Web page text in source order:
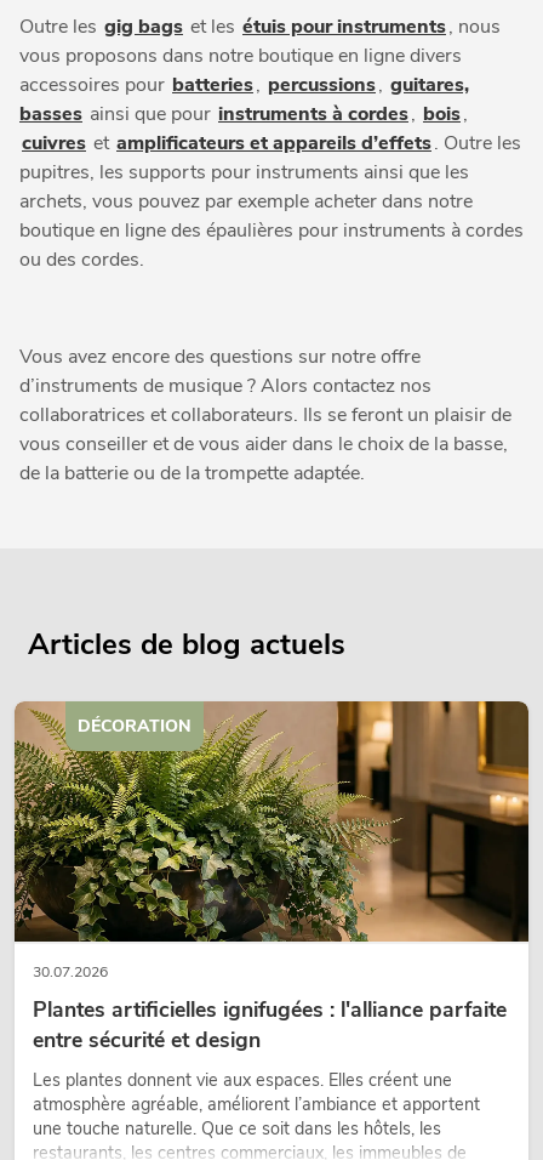
Outre les gig bags et les étuis pour instruments, nous
vous proposons dans notre boutique en ligne divers
accessoires pour batteries, percussions, guitares,
basses ainsi que pour instruments à cordes, bois,
cuivres et amplificateurs et appareils d’effets. Outre les
pupitres, les supports pour instruments ainsi que les
archets, vous pouvez par exemple acheter dans notre
boutique en ligne des épaulières pour instruments à cordes
ou des cordes.
Vous avez encore des questions sur notre offre
d’instruments de musique ? Alors contactez nos
collaboratrices et collaborateurs. Ils se feront un plaisir de
vous conseiller et de vous aider dans le choix de la basse,
de la batterie ou de la trompette adaptée.
Articles de blog actuels
30.07.2026
Plantes artificielles ignifugées : l'alliance parfaite
entre sécurité et design
Les plantes donnent vie aux espaces. Elles créent une
atmosphère agréable, améliorent l’ambiance et apportent
une touche naturelle. Que ce soit dans les hôtels, les
restaurants, les centres commerciaux, les immeubles de
DÉCORATION